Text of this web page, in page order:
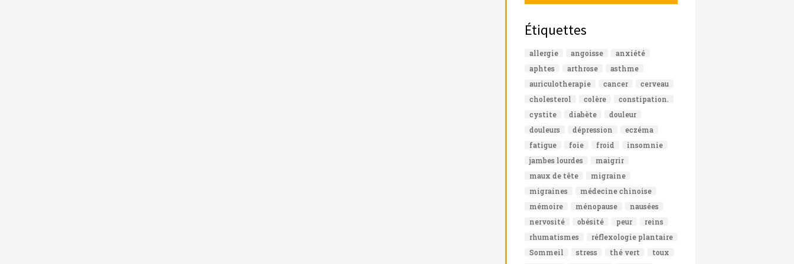
Étiquettes
allergie angoisse
anxiété
aphtes
arthrose
asthme
auriculotherapie
cancer
cerveau
cholesterol
colère
constipation.
cystite
diabète
douleur
douleurs
dépression
eczéma
fatigue
foie froid
insomnie
jambes lourdes
maigrir
maux de tête
migraine
migraines
médecine chinoise
mémoire
ménopause
nausées
nervosité
obésité peur
reins
rhumatismes
réflexologie plantaire
Sommeil
stress thé vert
toux